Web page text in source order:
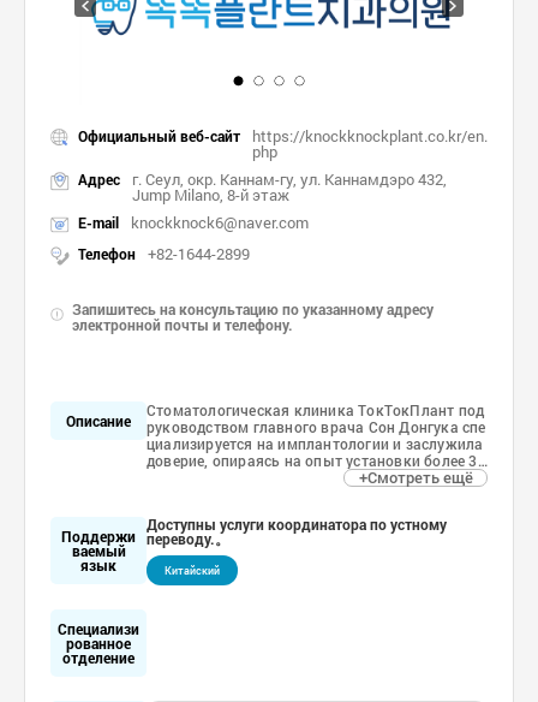
Официальный веб-сайт https://knockknockplant.co.kr/en.
php
Адрес г. Сеул, окр. Каннам-гу, ул. Каннамдэро 432,
Jump Milano, 8-й этаж
E-mail knockknock6@naver.com
Телефон +82-1644-2899
Запишитесь на консультацию по указанному адресу
электронной почты и телефону.
Описание
Стоматологическая клиника ТокТокПлант под
руководством главного врача Сон Донгука спе
циализируется на имплантологии и заслужила
доверие, опираясь на опыт установки более 30
ых полных имплантата», которая сокращает в
ремя лечения, уменьшает количество устанавл
иваемых имплантов и минимизирует болевые
ощущения, значительно снижая нагрузку на п
+Смотреть ещё
Поддержи
ваемый
язык
Доступны услуги координатора по устному
переводу.。
Китайский
Специализи
рованное
отделение